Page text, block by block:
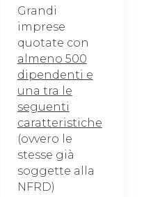
Grandi
imprese
quotate con
almeno 500
dipendenti e
una tra le
seguenti
caratteristiche
(ovvero le
stesse già
soggette alla
NFRD)